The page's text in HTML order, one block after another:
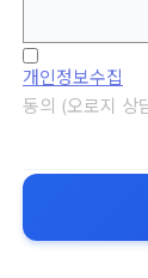
개인정보수집
동의 (오로지 상